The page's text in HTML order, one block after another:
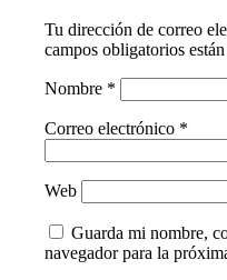
Tu dirección de correo
campos obligatorios
Nombre *
Correo electrónico *
Web
Guarda mi nombre,
navegador para la